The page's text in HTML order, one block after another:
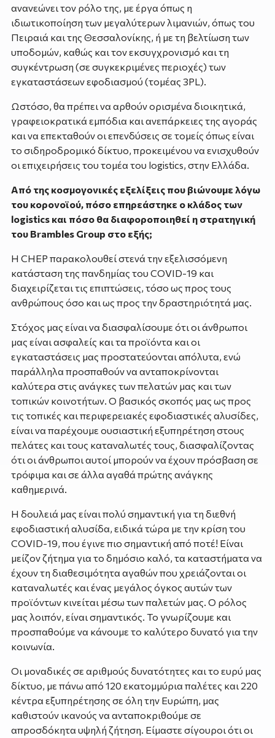
ανανεώνει τον ρόλο της, με έργα όπως η
ιδιωτικοποίηση των μεγαλύτερων λιμανιών, όπως του
Πειραιά και της Θεσσαλονίκης, ή με τη βελτίωση των
υποδομών, καθώς και τον εκσυγχρονισμό και τη
συγκέντρωση (σε συγκεκριμένες περιοχές) των
εγκαταστάσεων εφοδιασμού (τομέας 3PL).
Ωστόσο, θα πρέπει να αρθούν ορισμένα διοικητικά,
γραφειοκρατικά εμπόδια και ανεπάρκειες της αγοράς
και να επεκταθούν οι επενδύσεις σε τομείς όπως είναι
το σιδηροδρομικό δίκτυο, προκειμένου να ενισχυθούν
οι επιχειρήσεις του τομέα του logistics, στην Ελλάδα.
Από της κοσμογονικές εξελίξεις που βιώνουμε λόγω
του κορονοϊού, πόσο επηρεάστηκε ο κλάδος των
logistics και πόσο θα διαφοροποιηθεί η στρατηγική
του Brambles Group στο εξής;
Η CHEP παρακολουθεί στενά την εξελισσόμενη
κατάσταση της πανδημίας του COVID-19 και
διαχειρίζεται τις επιπτώσεις, τόσο ως προς τους
ανθρώπους όσο και ως προς την δραστηριότητά μας.
Στόχος μας είναι να διασφαλίσουμε ότι οι άνθρωποι
μας είναι ασφαλείς και τα προϊόντα και οι
εγκαταστάσεις μας προστατεύονται απόλυτα, ενώ
παράλληλα προσπαθούν να ανταποκρίνονται
καλύτερα στις ανάγκες των πελατών μας και των
τοπικών κοινοτήτων. O βασικός σκοπός μας ως προς
τις τοπικές και περιφερειακές εφοδιαστικές αλυσίδες,
είναι να παρέχουμε ουσιαστική εξυπηρέτηση στους
πελάτες και τους καταναλωτές τους, διασφαλίζοντας
ότι οι άνθρωποι αυτοί μπορούν να έχουν πρόσβαση σε
τρόφιμα και σε άλλα αγαθά πρώτης ανάγκης
καθημερινά.
H δουλειά μας είναι πολύ σημαντική για τη διεθνή
εφοδιαστική αλυσίδα, ειδικά τώρα με την κρίση του
COVID-19, που έγινε πιο σημαντική από ποτέ! Είναι
μείζον ζήτημα για το δημόσιο καλό, τα καταστήματα να
έχουν τη διαθεσιμότητα αγαθών που χρειάζονται οι
καταναλωτές και ένας μεγάλος όγκος αυτών των
προϊόντων κινείται μέσω των παλετών μας. Ο ρόλος
μας λοιπόν, είναι σημαντικός. Το γνωρίζουμε και
προσπαθούμε να κάνουμε το καλύτερο δυνατό για την
κοινωνία.
Οι μοναδικές σε αριθμούς δυνατότητες και το ευρύ μας
δίκτυο, με πάνω από 120 εκατομμύρια παλέτες και 220
κέντρα εξυπηρέτησης σε όλη την Ευρώπη, μας
καθιστούν ικανούς να ανταποκριθούμε σε
απροσδόκητα υψηλή ζήτηση. Είμαστε σίγουροι ότι οι